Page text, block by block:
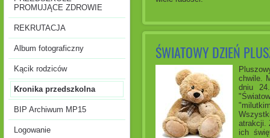
PROMUJĄCE ZDROWIE
REKRUTACJA
Album fotograficzny
Kącik rodziców
Kronika przedszkolna
BIP Archiwum MP15
Logowanie
ŚWIATOWY DZIEŃ
chwile.
dniu
atrakcji.
ich